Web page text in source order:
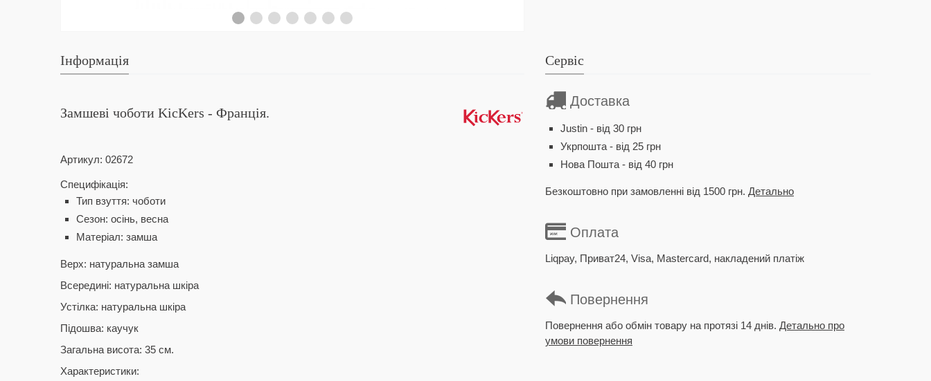
Інформація
Замшеві чоботи KicKers - Франція.
Артикул: 02672
Специфікація:
Тип взуття: чоботи
Сезон: осінь, весна
Матеріал: замша
Верх: натуральна замша
Всередині: натуральна шкіра
Устілка: натуральна шкіра
Підошва: каучук
Загальна висота: 35 см.
Характеристики:
Сервіс
Доставка
Justin - від 30 грн
Укрпошта - від 25 грн
Нова Пошта - від 40 грн
Безкоштовно при замовленні від 1500 грн. Детально
Оплата
Liqpay, Приват24, Visa, Mastercard, накладений платіж
Повернення
Повернення або обмін товару на протязі 14 днів. Детально про
умови повернення